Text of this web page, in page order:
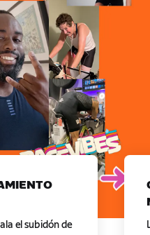
el subidón de